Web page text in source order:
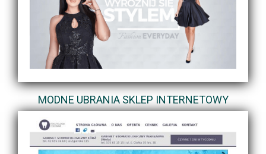
MODNE UBRANIA SKLEP INTERNETOWY